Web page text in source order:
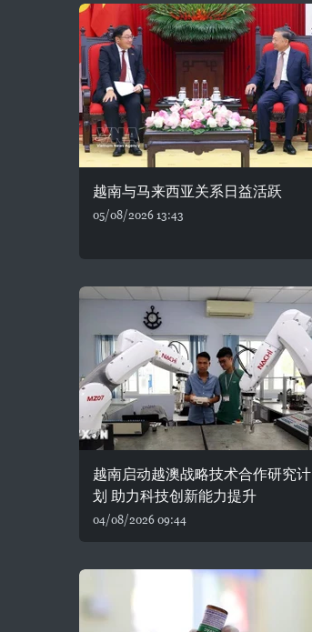
越南与马来西亚关系日益活跃
05/08/2026 13:43
越南启动越澳战略技术合作研究计
划 助力科技创新能力提升
04/08/2026 09:44